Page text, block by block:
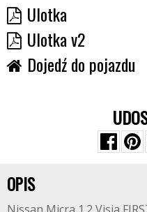
Ulotka
Ulotka v2
Dojedź do pojazdu
OPIS